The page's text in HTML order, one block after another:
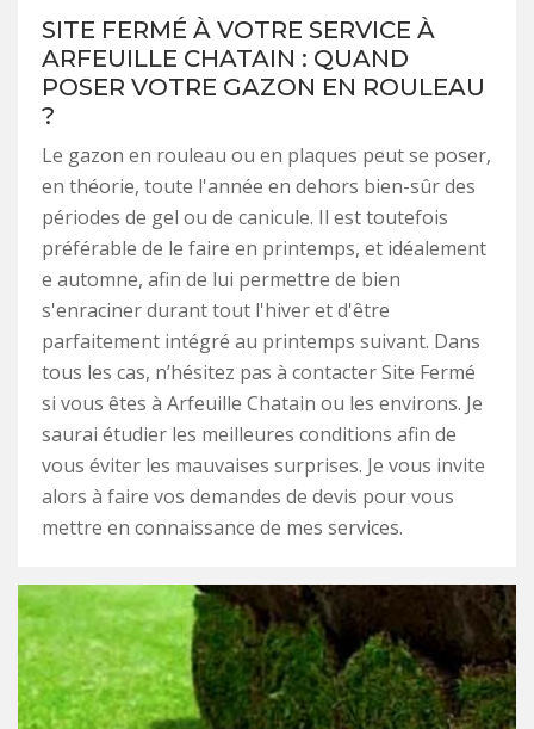
SITE FERMÉ À VOTRE SERVICE À
ARFEUILLE CHATAIN : QUAND
POSER VOTRE GAZON EN ROULEAU
?
Le gazon en rouleau ou en plaques peut se poser,
en théorie, toute l'année en dehors bien-sûr des
périodes de gel ou de canicule. Il est toutefois
préférable de le faire en printemps, et idéalement
e automne, afin de lui permettre de bien
s'enraciner durant tout l'hiver et d'être
parfaitement intégré au printemps suivant. Dans
tous les cas, n’hésitez pas à contacter Site Fermé
si vous êtes à Arfeuille Chatain ou les environs. Je
saurai étudier les meilleures conditions afin de
vous éviter les mauvaises surprises. Je vous invite
alors à faire vos demandes de devis pour vous
mettre en connaissance de mes services.